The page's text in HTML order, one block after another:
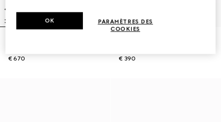
€ 670
€ 390
PARAMÈTRES DES
COOKIES
OK